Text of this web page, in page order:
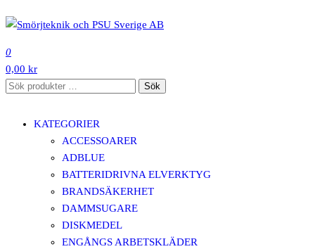
till
innehåll
0
0,00 kr
Sök
Sök
KATEGORIER
ACCESSOARER
ADBLUE
BATTERIDRIVNA ELVERKTYG
BRANDSÄKERHET
DAMMSUGARE
DISKMEDEL
ENGÅNGS ARBETSKLÄDER